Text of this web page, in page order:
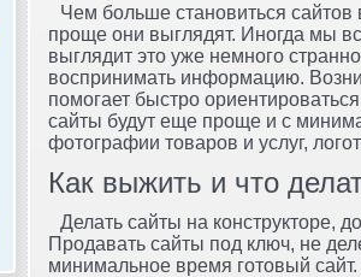
Чем больше становиться сайтов
проще они выглядят. Иногда мы
выглядит это уже немного
воспринимать информацию.
помогает быстро
сайты будут еще проще и с
фотографии товаров и услуг,
Как выжить и что
Делать сайты на конструкторе,
Продавать сайты под ключ, не
минимальное время готовый